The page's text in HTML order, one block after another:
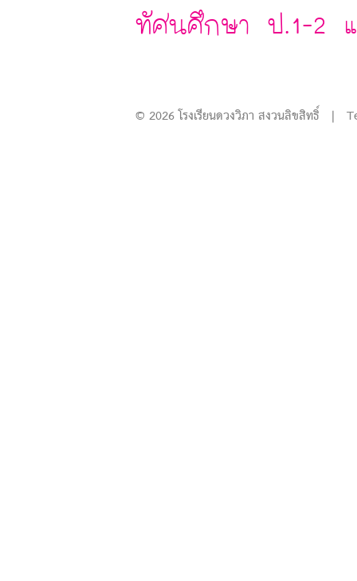
ทัศนศึกษา ป.1-2 แ
© 2026 โรงเรียนดวงวิภา สงวนลิขสิทธิ์ |